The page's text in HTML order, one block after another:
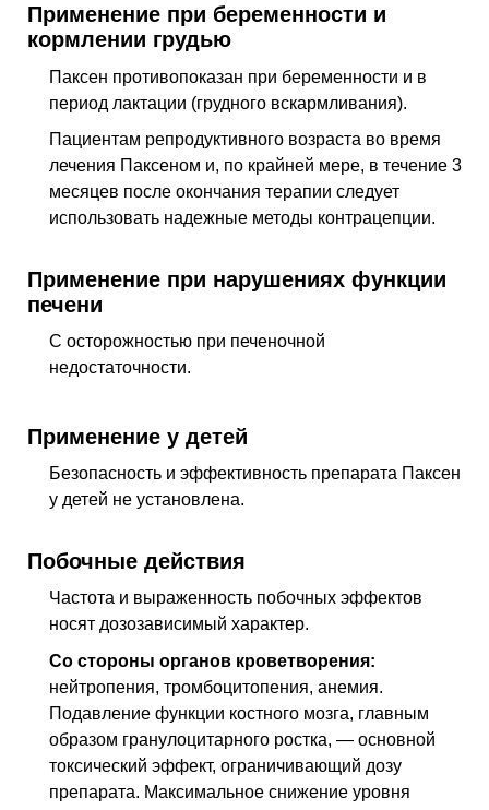
Применение при беременности и
кормлении грудью
Паксен противопоказан при беременности и в
период лактации (грудного вскармливания).
Пациентам репродуктивного возраста во время
лечения Паксеном и, по крайней мере, в течение 3
месяцев после окончания терапии следует
использовать надежные методы контрацепции.
Применение при нарушениях функции
печени
С осторожностью при печеночной
недостаточности.
Применение у детей
Безопасность и эффективность препарата Паксен
у детей не установлена.
Побочные действия
Частота и выраженность побочных эффектов
носят дозозависимый характер.
Со стороны органов кроветворения:
нейтропения, тромбоцитопения, анемия.
Подавление функции костного мозга, главным
образом гранулоцитарного ростка, — основной
токсический эффект, ограничивающий дозу
препарата. Максимальное снижение уровня